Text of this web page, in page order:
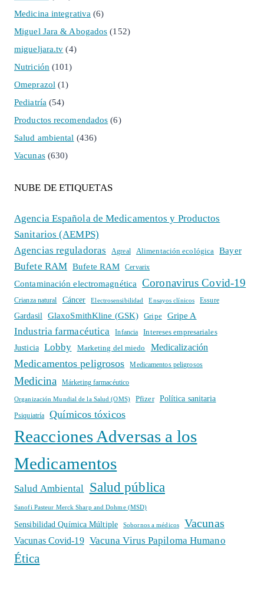
Medicina integrativa (6)
Miguel Jara & Abogados (152)
migueljara.tv (4)
Nutrición (101)
Omeprazol (1)
Pediatría (54)
Productos recomendados (6)
Salud ambiental (436)
Vacunas(630)
NUBE DE ETIQUETAS
Agencia Española de Medicamentos y Productos
Sanitarios (AEMPS)
Agencias reguladoras
Agreal Alimentación ecológica Bayer
Bufete RAM Bufete RAM Cervarix
Contaminación electromagnética Coronavirus Covid-19
Crianza natural Cáncer Electrosensibilidad Ensayos clínicos Essure
Gardasil GlaxoSmithKline (GSK) Gripe Gripe A
Industria farmacéutica Infancia
Intereses empresariales
Justicia
Lobby Marketing del miedo Medicalización
Medicamentos peligrosos Medicamentos peligrosos
Medicina Márketing farmacéutico
Organización Mundial de la Salud (OMS) Pfizer Política sanitaria
Psiquiatría Químicos tóxicos
Reacciones Adversas a los
Medicamentos
Salud Ambiental Salud pública
Sanofi Pasteur Merck Sharp and Dohme (MSD)
Sensibilidad Química Múltiple Sobornos a médicos Vacunas
Vacunas Covid-19 Vacuna Virus Papiloma Humano
Ética